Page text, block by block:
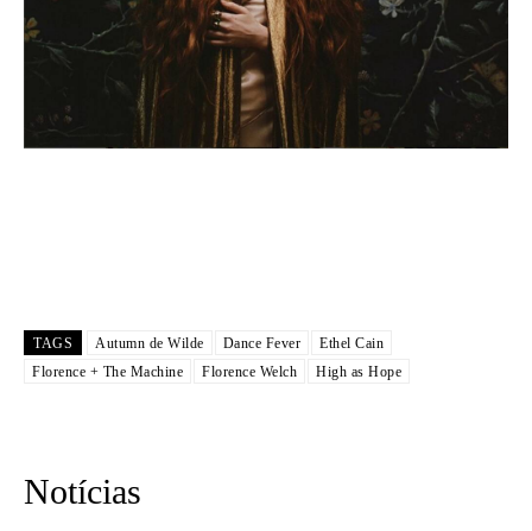
TAGS Autumn de Wilde Dance Fever
Ethel Cain
Florence + The Machine
Florence Welch High as Hope
Notícias